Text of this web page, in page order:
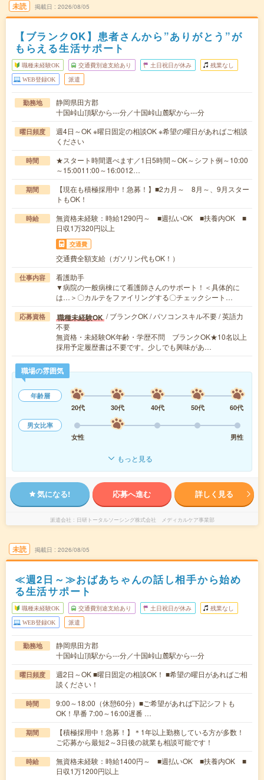
未読 掲載日 2026/08/05
【ブランクOK】患者さんから”ありがとう”が
もらえる生活サポート
職種未経験OK 交通費別途支給あり 土日祝日が休み 残業なし
WEB登録OK 派遣
勤務地
静岡県田方郡
十国峠山頂駅から---分／十国峠山麓駅から---分
曜日頻度
週4日～OK ※曜日固定の相談OK ※希望の曜日があればご相談
ください
時間
★スタート時間選べます／1日5時間～OK～シフト例～10:00
～15:0011:00～16:0012…
期間
【現在も積極採用中！急募！】■2カ月～ 8月～、9月スター
トもOK！
時給
無資格未経験：時給1290円～ ■週払いOK ■扶養内OK ■
日収1万320円以上
交通費
交通費全額支給（ガソリン代もOK！）
仕事内容
看護助手
▼病院の一般病棟にて看護師さんのサポート！＜具体的に
は…＞〇カルテをファイリングする〇チェックシート…
応募資格 職種未経験OK / ブランクOK / パソコンスキル不要 / 英語力
不要
無資格・未経験OK年齢・学歴不問 ブランクOK★10名以上
採用予定履歴書は不要です。少しでも興味があ…
職場の雰囲気
年齢層
20代
30代 40代 50代
60代
男女比率
女性
男性
もっと見る
気になる! 応募へ進む 詳しく見る
派遣会社 日研トータルソーシング株式会社 メディカルケア事業部
未読 掲載日 2026/08/05
≪週2日～≫おばあちゃんの話し相手から始め
る生活サポート
職種未経験OK 交通費別途支給あり 土日祝日が休み 残業なし
WEB登録OK 派遣
勤務地
静岡県田方郡
十国峠山頂駅から---分／十国峠山麓駅から---分
曜日頻度
週2日～OK ■曜日固定の相談OK！ ■希望の曜日があればご相
談ください！
時間
9:00～18:00（休憩60分）■ご希望があれば下記シフトも
OK！早番 7:00～16:00遅番 …
期間
【積極採用中！急募！】＊1年以上勤務している方が多数！
ご応募から最短2～3日後の就業も相談可能です！
時給
無資格未経験：時給1400円～ ■週払いOK ■扶養内OK ■
日収1万1200円以上